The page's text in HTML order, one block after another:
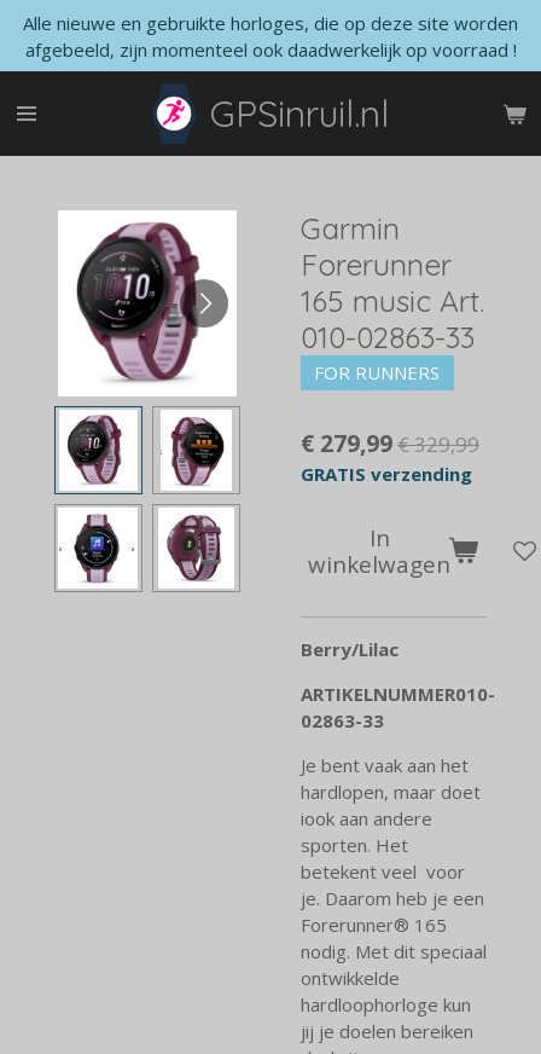
Ga
direct
naar
de
GPSinruil.nl
Alle nieuwe en gebruikte horloges, die op deze site worden
afgebeeld, zijn momenteel ook daadwerkelijk op voorraad !
Garmin
Forerunner
165 music Art.
010-02863-33
FOR RUNNERS
€ 279,99€ 329,99
GRATIS verzending
In
winkelwagen
Berry/Lilac
ARTIKELNUMMER010-
02863-33
Je bent vaak aan het
hardlopen, maar doet
iook aan andere
sporten. Het
betekent veel voor
je. Daarom heb je een
Forerunner® 165
nodig. Met dit speciaal
ontwikkelde
hardloophorloge kun
jij je doelen bereiken